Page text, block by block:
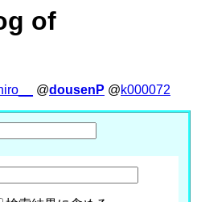
of
@dousenP @k000072